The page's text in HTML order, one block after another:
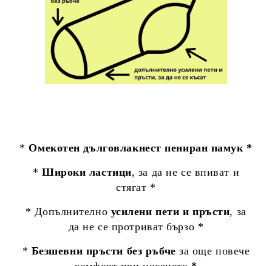
*Омекотен дълговлакнест пениран памук *
* Широки ластици, за да не се впиват и
стягат *
* Допълнително усилени пети и пръсти, за
да не се протриват бързо *
* Безшевни пръсти без ръбчеза още повече